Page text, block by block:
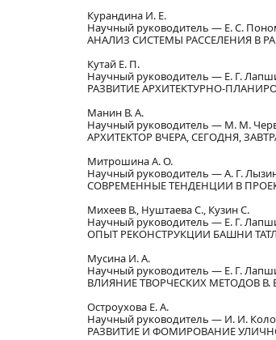
Курандина И. Е.
Научный руководитель — Е. С.
АНАЛИЗ СИСТЕМЫ РАССЕЛЕНИЯ В
Кутай Е. П.
Научный руководитель — Е. Г.
РАЗВИТИЕ АРХИТЕКТУРНО-
Манин В. А.
Научный руководитель — М. М.
АРХИТЕКТОР ВЧЕРА, СЕГОДНЯ,
Митрошина А. О.
Научный руководитель — А. Г.
СОВРЕМЕННЫЕ ТЕНДЕНЦИИ В
Михеев В., Нуштаева С., Кузин С.
Научный руководитель — Е. Г.
ОПЫТ РЕКОНСТРУКЦИИ БАШНИ
Мусина И. А.
Научный руководитель — Е. Г.
ВЛИЯНИЕ ТВОРЧЕСКИХ МЕТОДОВ В.
Остроухова Е. А.
Научный руководитель — И. И.
РАЗВИТИЕ И ФОМИРОВАНИЕ